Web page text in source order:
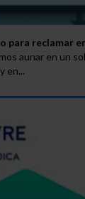
para reclamar
aunar en un
en...